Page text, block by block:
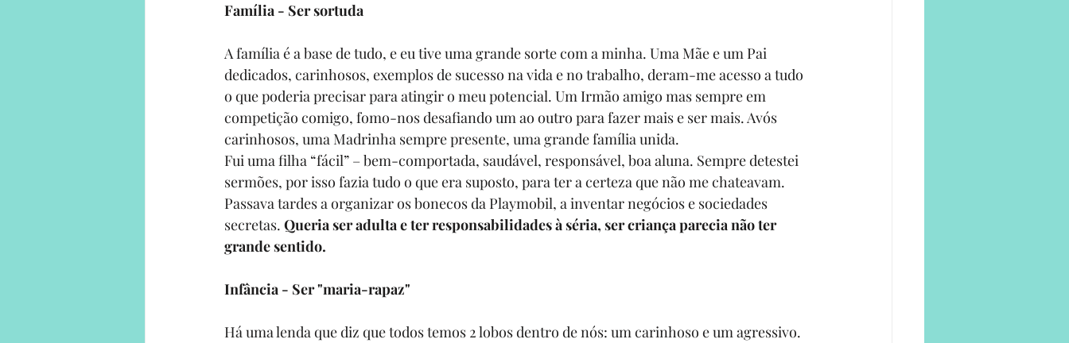
Família - Ser sortuda
A família é a base de tudo, e eu tive uma grande sorte com a minha. Uma Mãe e um Pai
dedicados, carinhosos, exemplos de sucesso na vida e no trabalho, deram-me acesso a tudo
o que poderia precisar para atingir o meu potencial. Um Irmão amigo mas sempre em
competição comigo, fomo-nos desafiando um ao outro para fazer mais e ser mais. Avós
carinhosos, uma Madrinha sempre presente, uma grande família unida.
Fui uma filha “fácil” – bem-comportada, saudável, responsável, boa aluna. Sempre detestei
sermões, por isso fazia tudo o que era suposto, para ter a certeza que não me chateavam.
Passava tardes a organizar os bonecos da Playmobil, a inventar negócios e sociedades
secretas. Queria ser adulta e ter responsabilidades à séria, ser criança parecia não ter
grande sentido.
Infância - Ser "maria-rapaz"
Há uma lenda que diz que todos temos 2 lobos dentro de nós: um carinhoso e um agressivo.